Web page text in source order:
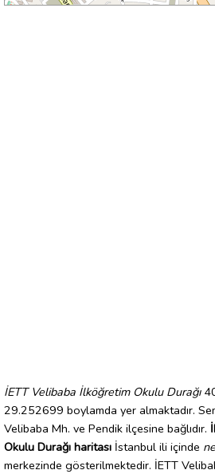
İETT Velibaba İlköğretim Okulu Durağı
29.252699 boylamda yer almaktadır.
Velibaba Mh. ve Pendik ilçesine bağlıdır.
Okulu Durağı haritası İstanbul ili içinde
merkezinde gösterilmektedir. İETT